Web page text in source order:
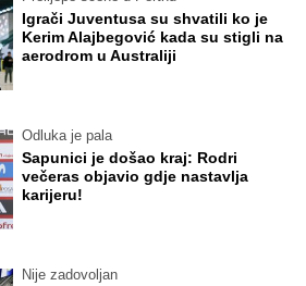
Igrači Juventusa su shvatili ko je
Kerim Alajbegović kada su stigli na
aerodrom u Australiji
Odluka je pala
Sapunici je došao kraj: Rodri
večeras objavio gdje nastavlja
karijeru!
Nije zadovoljan